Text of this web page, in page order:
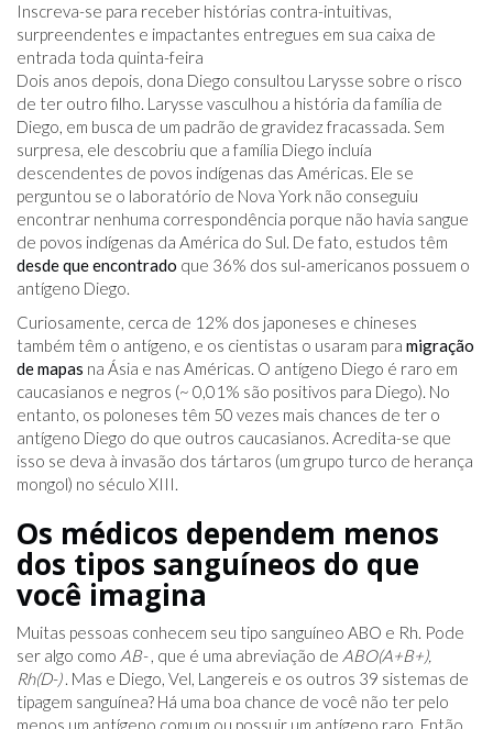
Inscreva-se para receber histórias contra-intuitivas,
surpreendentes e impactantes entregues em sua caixa de
entrada toda quinta-feira
Dois anos depois, dona Diego consultou Larysse sobre o risco
de ter outro filho. Larysse vasculhou a história da família de
Diego, em busca de um padrão de gravidez fracassada. Sem
surpresa, ele descobriu que a família Diego incluía
descendentes de povos indígenas das Américas. Ele se
perguntou se o laboratório de Nova York não conseguiu
encontrar nenhuma correspondência porque não havia sangue
de povos indígenas da América do Sul. De fato, estudos têm
desde que encontrado que 36% dos sul-americanos possuem o
antígeno Diego.
Curiosamente, cerca de 12% dos japoneses e chineses
também têm o antígeno, e os cientistas o usaram para migração
de mapas na Ásia e nas Américas. O antígeno Diego é raro em
caucasianos e negros (~ 0,01% são positivos para Diego). No
entanto, os poloneses têm 50 vezes mais chances de ter o
antígeno Diego do que outros caucasianos. Acredita-se que
isso se deva à invasão dos tártaros (um grupo turco de herança
mongol) no século XIII.
Os médicos dependem menos
dos tipos sanguíneos do que
você imagina
Muitas pessoas conhecem seu tipo sanguíneo ABO e Rh. Pode
ser algo como AB-, que é uma abreviação de ABO(A+B+),
Rh(D-). Mas e Diego, Vel, Langereis e os outros 39 sistemas de
tipagem sanguínea? Há uma boa chance de você não ter pelo
menos um antígeno comum ou possuir um antígeno raro. Então,